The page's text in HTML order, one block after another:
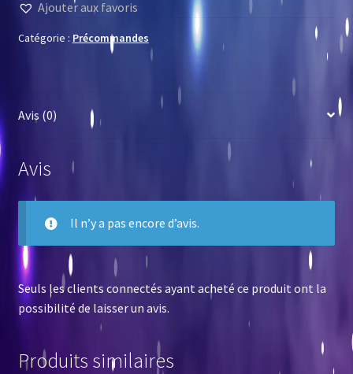
Ajouter aux favoris
Catégorie : Précommandes
Avis (0)
Avis
Il n’y a pas encore d’avis.
Seuls les clients connectés ayant acheté ce produit ont la
possibilité de laisser un avis.
Produits similaires